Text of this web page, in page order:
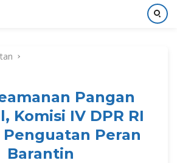
Pangan
Komisi IV DPR RI
Peran
Barantin